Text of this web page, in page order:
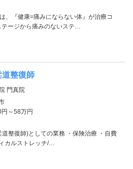
、『健康=痛みにならない体』が治療コ
ージから痛みのないステ…
道整復師
門真院
～58万円
道整復師)としての業務 ・保険治療 ・自費
カルストレッチ/…